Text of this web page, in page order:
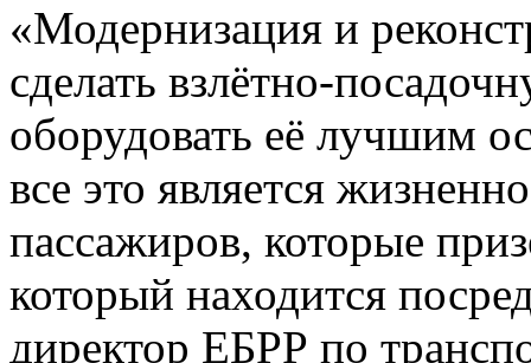
«Модернизация и
сделать взлётно-
оборудовать её лучшим
все это является
пассажиров, которые
который находится
директор ЕБРР по